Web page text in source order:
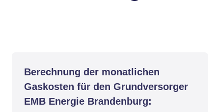
Berechnung der monatlichen
Gaskosten für den Grundversorger
EMB Energie Brandenburg: